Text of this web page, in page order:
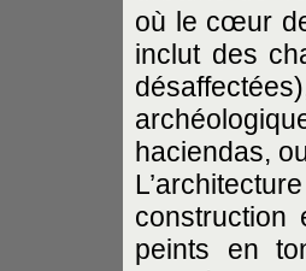
où le cœur
inclut des
haciendas,
construction
peints en